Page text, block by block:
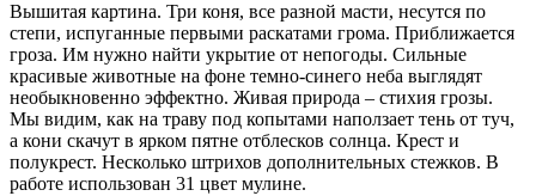
Вышитая картина. Три коня, все разной масти, несутся по
степи, испуганные первыми раскатами грома. Приближается
гроза. Им нужно найти укрытие от непогоды. Сильные
красивые животные на фоне темно-синего неба выглядят
необыкновенно эффектно. Живая природа – стихия грозы.
Мы видим, как на траву под копытами наползает тень от туч,
а кони скачут в ярком пятне отблесков солнца. Крест и
полукрест. Несколько штрихов дополнительных стежков. В
работе использован 31 цвет мулине.